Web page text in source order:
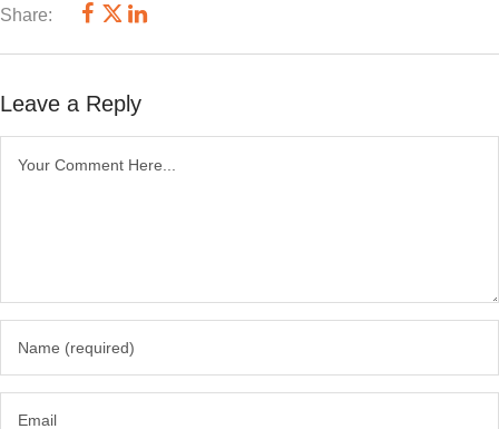
Share:
Leave a Reply